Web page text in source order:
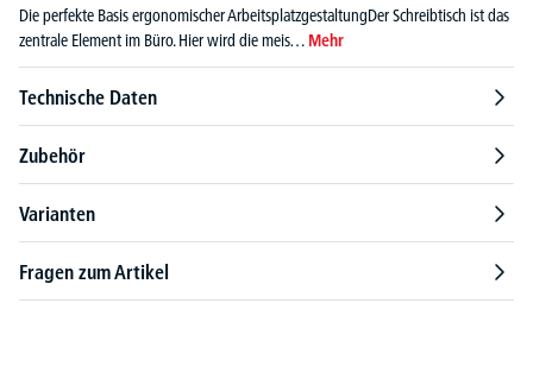
Die perfekte Basis ergonomischer ArbeitsplatzgestaltungDer Schreibtisch ist das
zentrale Element im Büro. Hier wird die meis… Mehr
Technische Daten
Zubehör
Varianten
Fragen zum Artikel